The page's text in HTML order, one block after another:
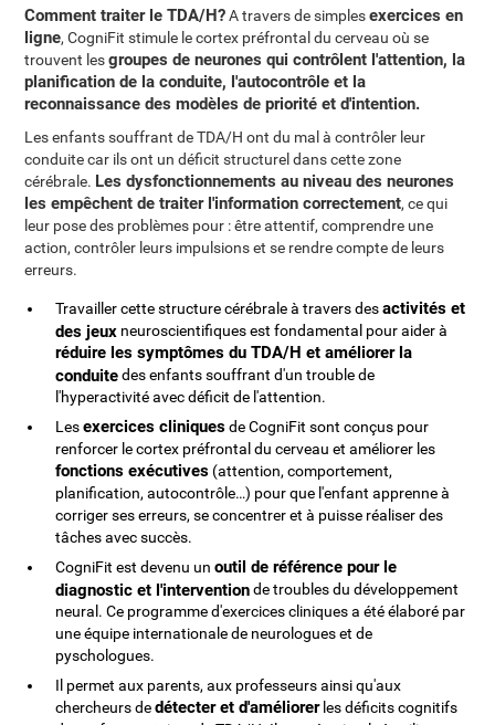
Comment traiter le TDA/H?A travers de simplesexercices en
ligne, CogniFit stimule le cortex préfrontal du cerveau où se
trouvent lesgroupes de neurones qui contrôlent l'attention, la
planification de la conduite, l'autocontrôle et la
reconnaissance des modèles de priorité et d'intention.
Les enfants souffrant de TDA/H ont du mal à contrôler leur
conduite car ils ont un déficit structurel dans cette zone
cérébrale. Les dysfonctionnements au niveau des neurones
les empêchent de traiter l'information correctement, ce qui
leur pose des problèmes pour : être attentif, comprendre une
action, contrôler leurs impulsions et se rendre compte de leurs
erreurs.
Travailler cette structure cérébrale à travers desactivités et
des jeux neuroscientifiques est fondamental pour aider à
réduire les symptômes du TDA/H et améliorer la
conduitedes enfants souffrant d'un trouble de
l'hyperactivité avec déficit de l'attention.
Lesexercices cliniquesde CogniFit sont conçus pour
renforcer le cortex préfrontal du cerveau et améliorer les
fonctions exécutives (attention, comportement,
planification, autocontrôle…) pour que l'enfant apprenne à
corriger ses erreurs, se concentrer et à puisse réaliser des
tâches avec succès.
CogniFit est devenu unoutil de référence pour le
diagnostic et l'interventionde troubles du développement
neural. Ce programme d'exercices cliniques a été élaboré par
une équipe internationale de neurologues et de
pyschologues.
Il permet aux parents, aux professeurs ainsi qu'aux
chercheurs dedétecter et d'améliorerles déficits cognitifs